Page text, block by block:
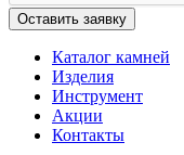
Каталог камней
Изделия
Инструмент
Акции
Контакты